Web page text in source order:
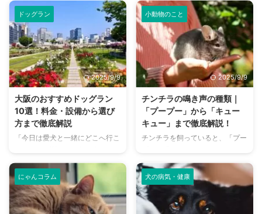
ドッグラン
2025/9/9
大阪のおすすめドッグラン
10選！料金・設備から選び
方まで徹底解説
「今日は愛犬と一緒にどこへ行こ
か？大阪には、広大な敷地でのび
のびと遊べるドッグランから、都
心でアクセスしやすい便利な施設
まで、魅力的なドッグランがたく
さんあります。 しかし、「初め
小動物のこと
2025/9/9
チンチラの鳴き声の種類｜
「プープー」から「キュー
キュー」まで徹底解説！
チンチラを飼っていると、「プー
まざまな鳴き声が聞こえてくるこ
とがありますよね。 チンチラは
犬や猫のように鳴き声で感情を表
現するため、その鳴き声の意味を
理解することは、愛チンチラとの
にゃんコラム 犬の病気・健康